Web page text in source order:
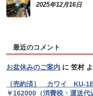
2025年12月16日
最近のコメント
お盆休みのご案内 に笠村よ
［売約済］ カワイ KU-
￥162000（消費税・運送代